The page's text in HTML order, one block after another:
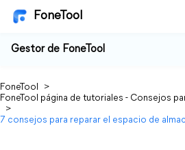
FoneTool
Gestor de FoneTool
FoneTool
>
FoneTool página de tutoriales - Consejos
>
7 consejos para reparar el espacio de